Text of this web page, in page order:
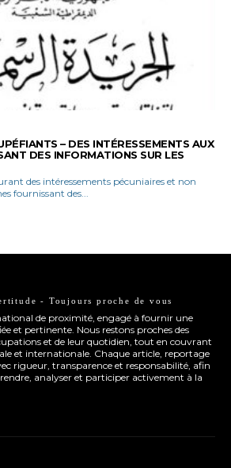
– DES INTÉRESSEMENTS AUX
DES INFORMATIONS SUR LES
des intéressements pécuniaires et non
fournissant des...
- Toujours proche de vous
de proximité, engagé à fournir une
et pertinente. Nous restons proches des
et de leur quotidien, tout en couvrant
et internationale. Chaque article, reportage
rigueur, transparence et responsabilité, afin
analyser et participer activement à la